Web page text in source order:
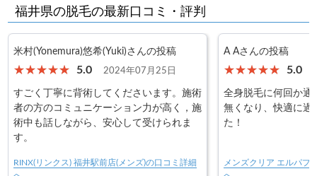
福井県の脱毛の最新口コミ・評判
米村(Yonemura)悠希(Yuki)さんの投稿
5.0 2024年07月25日
すごく丁寧に背術してくださいます。施術
者の方のコミュニケーション力が高く，施
術中も話しながら、安心して受けられま
す。
RINX(リンクス) 福井駅前店(メンズ)の口コミ詳細
A Aさんの投稿
5.0
全身脱毛に何回か通
無くなり、快適に過
た！
メンズクリア エルパプ